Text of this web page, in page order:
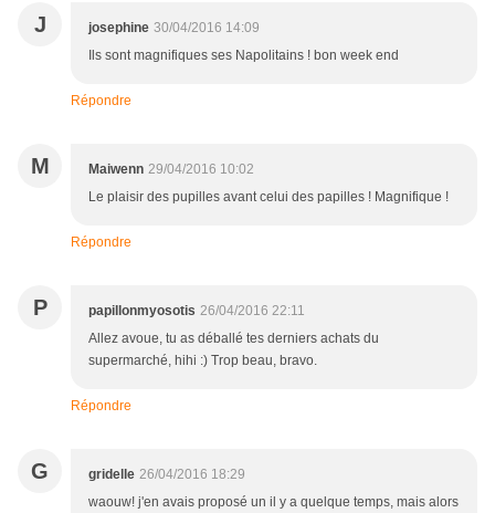
J josephine 30/04/2016 14:09
Ils sont magnifiques ses Napolitains ! bon week end
Répondre
M Maiwenn 29/04/2016 10:02
Le plaisir des pupilles avant celui des papilles ! Magnifique !
Répondre
P papillonmyosotis 26/04/2016 22:11
Allez avoue, tu as déballé tes derniers achats du
supermarché, hihi :) Trop beau, bravo.
Répondre
G gridelle 26/04/2016 18:29
waouw! j'en avais proposé un il y a quelque temps, mais alors